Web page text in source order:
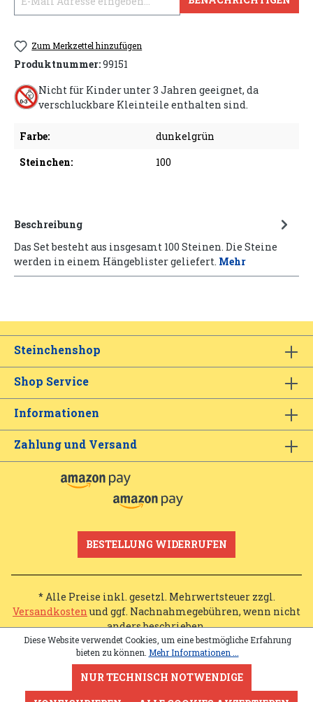
Zum Merkzettel hinzufügen
Produktnummer:99151
Nicht für Kinder unter 3 Jahren geeignet, da
verschluckbare Kleinteile enthalten sind.
Farbe:
dunkelgrün
Steinchen:
100
Beschreibung
Das Set besteht aus insgesamt 100 Steinen. Die Steine
werden in einem Hängeblister geliefert. Mehr
Steinchenshop
Shop Service
Informationen
Zahlung und Versand
BESTELLUNG WIDERRUFEN
* Alle Preise inkl. gesetzl. Mehrwertsteuer zzgl.
Versandkosten und ggf. Nachnahmegebühren, wenn nicht
anders beschrieben.
Diese Website verwendet Cookies, um eine bestmögliche Erfahrung
bieten zu können. Mehr Informationen ...
NUR TECHNISCH NOTWENDIGE